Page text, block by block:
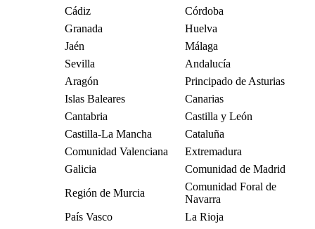
Cádiz
Córdoba
Granada
Huelva
Jaén
Málaga
Sevilla
Andalucía
Aragón
Principado de Asturias
Islas Baleares
Canarias
Cantabria
Castilla y León
Castilla-La Mancha
Cataluña
Comunidad Valenciana
Extremadura
Galicia
Comunidad de Madrid
Región de Murcia
Comunidad Foral de
Navarra
País Vasco
La Rioja